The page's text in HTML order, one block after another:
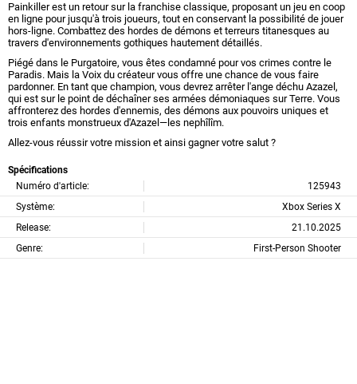
Painkiller est un retour sur la franchise classique, proposant un jeu en coop
en ligne pour jusqu'à trois joueurs, tout en conservant la possibilité de jouer
hors-ligne. Combattez des hordes de démons et terreurs titanesques au
travers d'environnements gothiques hautement détaillés.
Piégé dans le Purgatoire, vous êtes condamné pour vos crimes contre le
Paradis. Mais la Voix du créateur vous offre une chance de vous faire
pardonner. En tant que champion, vous devrez arrêter l'ange déchu Azazel,
qui est sur le point de déchaîner ses armées démoniaques sur Terre. Vous
affronterez des hordes d'ennemis, des démons aux pouvoirs uniques et
trois enfants monstrueux d'Azazel—les nephîlîm.
Allez-vous réussir votre mission et ainsi gagner votre salut ?
Spécifications
Numéro d'article:
125943
Système:
Xbox Series X
Release:
21.10.2025
Genre:
First-Person Shooter